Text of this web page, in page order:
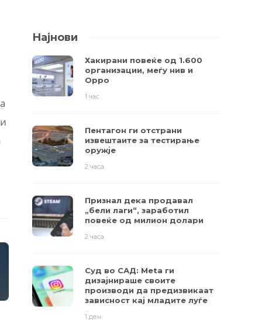
Најнови
Хакирани повеќе од 1.600
организации, меѓу нив и
Oppo
1 час
Пентагон ги отстрани
извештаите за тестирање
оружје
2 часа
Признал дека продавал
„бели лаги“, заработил
повеќе од милион долари
2 часа
Суд во САД: Meta ги
дизајнираше своите
производи да предизвикаат
зависност кај младите луѓе
1 ден